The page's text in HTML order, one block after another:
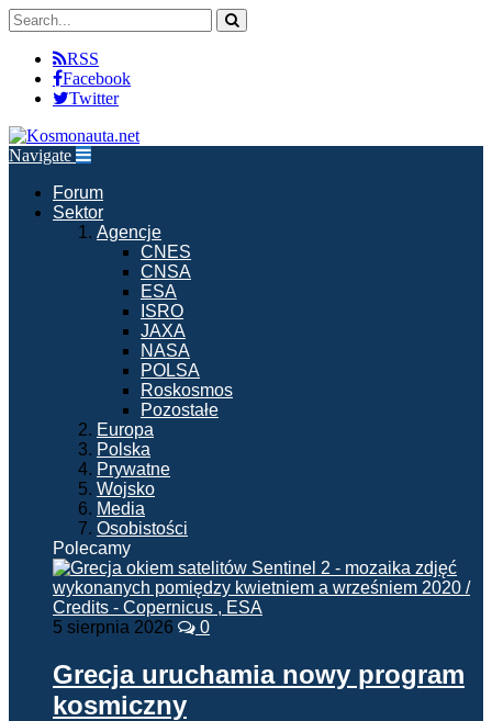
RSS
Facebook
Twitter
Navigate
Forum
Sektor
Agencje
CNES
CNSA
ESA
ISRO
JAXA
NASA
POLSA
Roskosmos
Pozostałe
Europa
Polska
Prywatne
Wojsko
Media
Osobistości
Polecamy
5 sierpnia 2026 0
Grecja uruchamia nowy program
kosmiczny